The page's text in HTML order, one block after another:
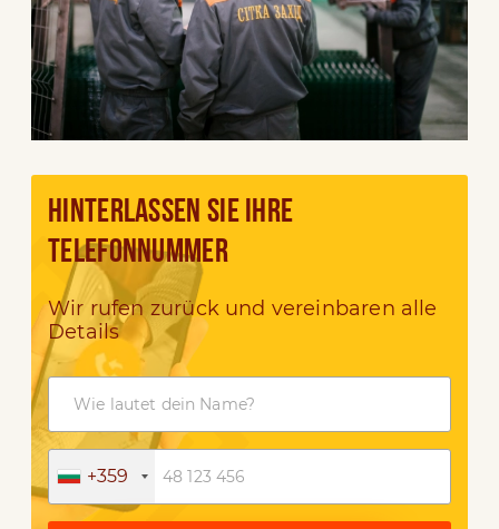
HINTERLASSEN SIE IHRE
TELEFONNUMMER
Wir rufen zurück und vereinbaren alle
Details
+359